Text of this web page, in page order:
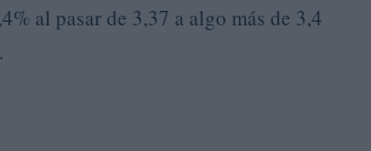
al pasar de 3,37 a algo más de 3,4